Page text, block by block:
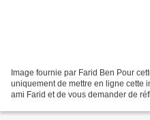
Image fournie par Farid Ben Pour
uniquement de mettre en ligne cette
ami Farid et de vous demander de